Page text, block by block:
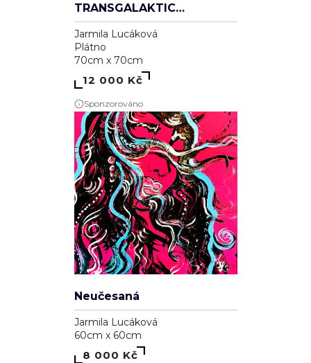
TRANSGALAKTICKÁ
Jarmila Lucáková
Plátno
70cm x 70cm
12 000 Kč
Sponzorováno
Neučesaná
Jarmila Lucáková
60cm x 60cm
8 000 Kč